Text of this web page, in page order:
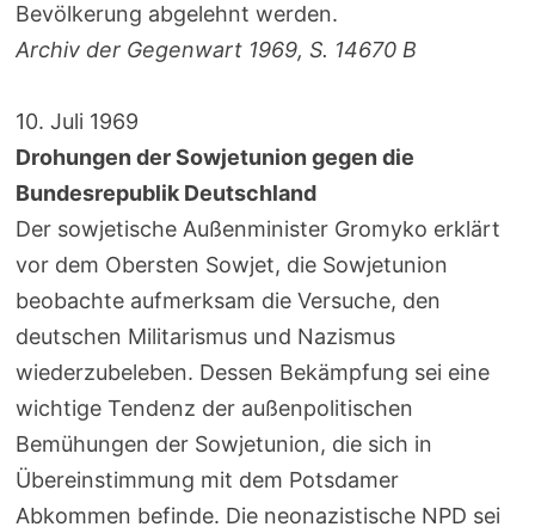
Bevölkerung abgelehnt werden.
Archiv der Gegenwart 1969, S. 14670 B
10. Juli 1969
Drohungen der Sowjetunion gegen die
Bundesrepublik Deutschland
Der sowjetische Außenminister Gromyko erklärt
vor dem Obersten Sowjet, die Sowjetunion
beobachte aufmerksam die Versuche, den
deutschen Militarismus und Nazismus
wiederzubeleben. Dessen Bekämpfung sei eine
wichtige Tendenz der außenpolitischen
Bemühungen der Sowjetunion, die sich in
Übereinstimmung mit dem Potsdamer
Abkommen befinde. Die neonazistische NPD sei